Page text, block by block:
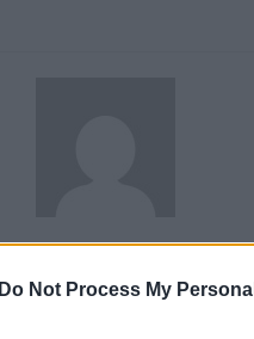
Do Not Process My Personal
http://ebresports.cat